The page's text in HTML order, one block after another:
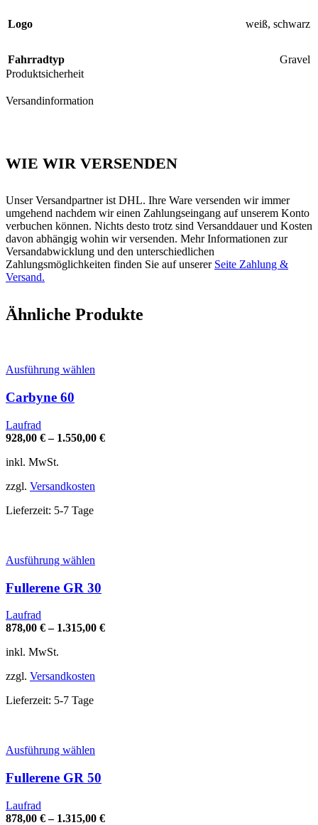
Logo weiß, schwarz
Fahrradtyp
Gravel
Produktsicherheit
Versandinformation
WIE WIR VERSENDEN
Unser Versandpartner ist DHL. Ihre Ware versenden wir immer
umgehend nachdem wir einen Zahlungseingang auf unserem Konto
verbuchen können. Nichts desto trotz sind Versanddauer und Kosten
davon abhängig wohin wir versenden. Mehr Informationen zur
Versandabwicklung und den unterschiedlichen
Zahlungsmöglichkeiten finden Sie auf unserer Seite Zahlung &
Versand.
Ähnliche Produkte
Ausführung wählen
auf.
Carbyne 60
Laufrad
928,00 €– 1.550,00 €
inkl. MwSt.
zzgl. Versandkosten
Lieferzeit: 5-7 Tage
Ausführung wählen
weist
mehrere
auf.
Fullerene GR 30
Laufrad
878,00 €– 1.315,00 €
inkl. MwSt.
zzgl. Versandkosten
Lieferzeit: 5-7 Tage
Ausführung wählen
weist
mehrere
auf.
Fullerene GR 50
Laufrad
878,00 €– 1.315,00 €